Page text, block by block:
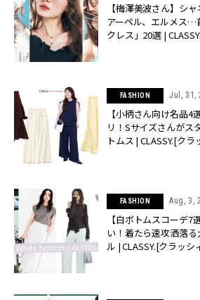
【梅澤美波さん】シ
アーペル、エルメス…
クレス」20選 |
FASHION Jul, 31,
【小柄さん向け名品4
リ！Sサイズさんがス
トムス | CLASSY.[クラ
FASHION Aug, 3,
【白ボトムスコーデ7
い！着たら速攻洒落
ル | CLASSY.[クラッシ